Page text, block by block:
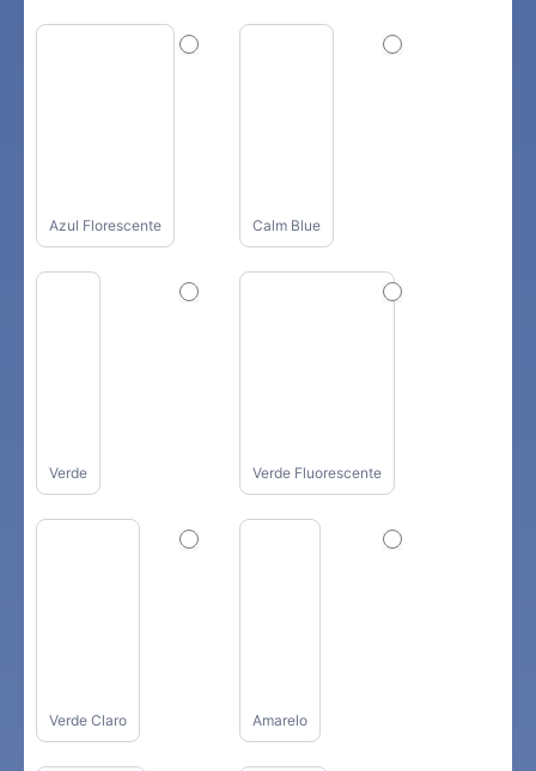
Azul Florescente Calm Blue
Verde Verde Fluorescente
Verde Claro Amarelo